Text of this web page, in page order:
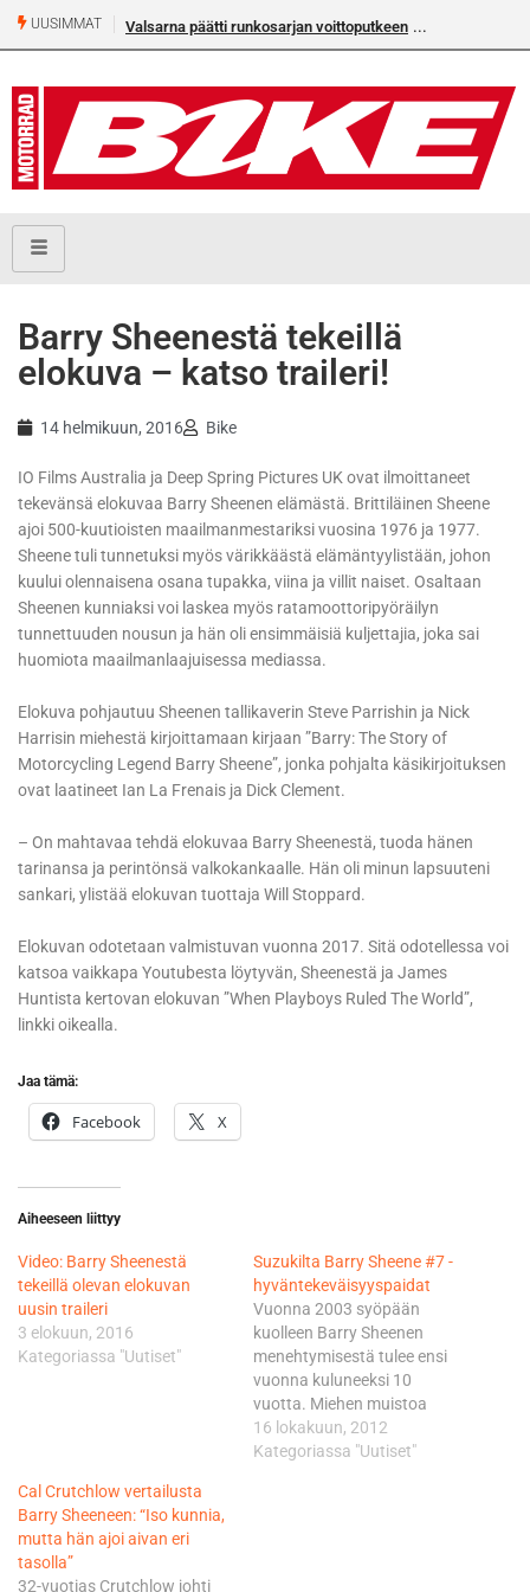
UUSIMMAT Valsarna päätti runkosarjan voittoputkeen
Barry Sheenestä tekeillä
elokuva – katso traileri!
14 helmikuun, 2016 Bike
IO Films Australia ja Deep Spring Pictures UK ovat ilmoittaneet
tekevänsä elokuvaa Barry Sheenen elämästä. Brittiläinen Sheene
ajoi 500-kuutioisten maailmanmestariksi vuosina 1976 ja 1977.
Sheene tuli tunnetuksi myös värikkäästä elämäntyylistään, johon
kuului olennaisena osana tupakka, viina ja villit naiset. Osaltaan
Sheenen kunniaksi voi laskea myös ratamoottoripyöräilyn
tunnettuuden nousun ja hän oli ensimmäisiä kuljettajia, joka sai
huomiota maailmanlaajuisessa mediassa.
Elokuva pohjautuu Sheenen tallikaverin Steve Parrishin ja Nick
Harrisin miehestä kirjoittamaan kirjaan ”Barry: The Story of
Motorcycling Legend Barry Sheene”, jonka pohjalta käsikirjoituksen
ovat laatineet Ian La Frenais ja Dick Clement.
– On mahtavaa tehdä elokuvaa Barry Sheenestä, tuoda hänen
tarinansa ja perintönsä valkokankaalle. Hän oli minun lapsuuteni
sankari, ylistää elokuvan tuottaja Will Stoppard.
Elokuvan odotetaan valmistuvan vuonna 2017. Sitä odotellessa voi
katsoa vaikkapa Youtubesta löytyvän, Sheenestä ja James
Huntista kertovan elokuvan ”When Playboys Ruled The World”,
linkki oikealla.
Jaa tämä:
Facebook X
Aiheeseen liittyy
Video: Barry Sheenestä
tekeillä olevan elokuvan
uusin traileri
3 elokuun, 2016
Kategoriassa "Uutiset"
Suzukilta Barry Sheene #7 -
hyväntekeväisyyspaidat
Vuonna 2003 syöpään
kuolleen Barry Sheenen
menehtymisestä tulee ensi
vuonna kuluneeksi 10
vuotta. Miehen muistoa
kunnioittaakseen Suzuki
International Europe on
16 lokakuun, 2012
Kategoriassa "Uutiset"
Cal Crutchlow vertailusta
Barry Sheeneen: “Iso kunnia,
mutta hän ajoi aivan eri
tasolla”
32-vuotias Crutchlow johti